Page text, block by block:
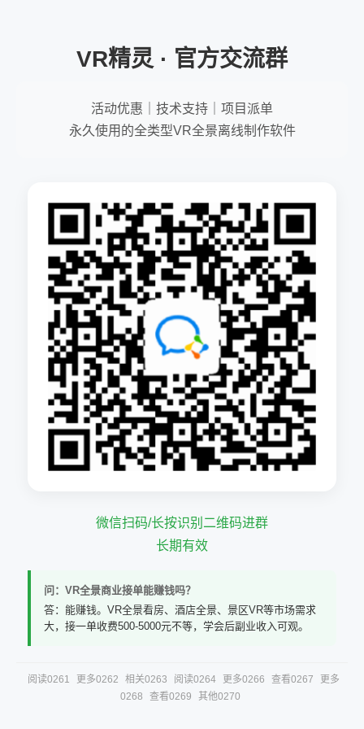
VR精灵 · 官方交流群
活动优惠｜技术支持｜项目派单
永久使用的全类型VR全景离线制作软件
微信扫码/长按识别二维码进群
长期有效
问：VR全景商业接单能赚钱吗？
答：能赚钱。VR全景看房、酒店全景、景区VR等市场需求
大，接一单收费500-5000元不等，学会后副业收入可观。
阅读0261 更多0262 相关0263 阅读0264 更多0266 查看0267
更多
0268
查看0269 其他0270